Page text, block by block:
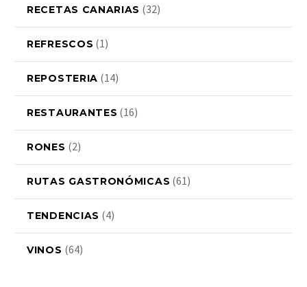
RECETAS CANARIAS (32)
REFRESCOS (1)
REPOSTERIA (14)
RESTAURANTES (16)
RONES (2)
RUTAS GASTRONÓMICAS (61)
TENDENCIAS (4)
VINOS (64)